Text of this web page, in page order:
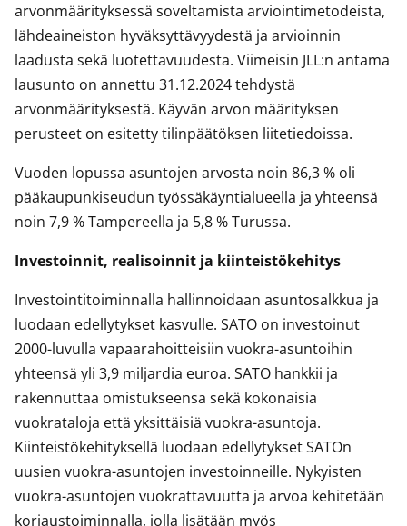
arvonmäärityksessä soveltamista arviointimetodeista,
lähdeaineiston hyväksyttävyydestä ja arvioinnin
laadusta sekä luotettavuudesta. Viimeisin JLL:n antama
lausunto on annettu 31.12.2024 tehdystä
arvonmäärityksestä. Käyvän arvon määrityksen
perusteet on esitetty tilinpäätöksen liitetiedoissa.
Vuoden lopussa asuntojen arvosta noin 86,3 % oli
pääkaupunkiseudun työssäkäyntialueella ja yhteensä
noin 7,9 % Tampereella ja 5,8 % Turussa.
Investoinnit, realisoinnit ja kiinteistökehitys
Investointitoiminnalla hallinnoidaan asuntosalkkua ja
luodaan edellytykset kasvulle. SATO on investoinut
2000-luvulla vapaarahoitteisiin vuokra-asuntoihin
yhteensä yli 3,9 miljardia euroa. SATO hankkii ja
rakennuttaa omistukseensa sekä kokonaisia
vuokrataloja että yksittäisiä vuokra-asuntoja.
Kiinteistökehityksellä luodaan edellytykset SATOn
uusien vuokra-asuntojen investoinneille. Nykyisten
vuokra-asuntojen vuokrattavuutta ja arvoa kehitetään
korjaustoiminnalla, jolla lisätään myös